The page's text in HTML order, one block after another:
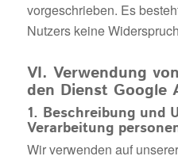
vorgeschrieben. Es
Nutzers keine
VI. Verwendung
den Dienst Google
1. Beschreibung und
Verarbeitung
Wir verwenden auf